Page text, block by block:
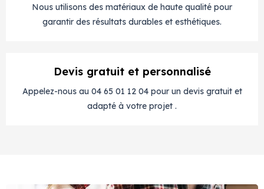
Nous utilisons des matériaux de haute qualité pour
garantir des résultats durables et esthétiques.
Devis gratuit et personnalisé
Appelez-nous au 04 65 01 12 04 pour un devis gratuit et
adapté à votre projet .